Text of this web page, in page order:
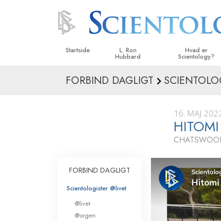
Startside L. Ron
Hubbard
Hvad er
Scientology?
Anskuelser og
Hvad scientologer
om Scientology
Indenfor i en Kirke
De
i Scientology
En introduktion til
FORBIND DAGLIGT
16. MAJ
FORBIND DAGLIGT
Scientologister @livet
@livet
@orgen